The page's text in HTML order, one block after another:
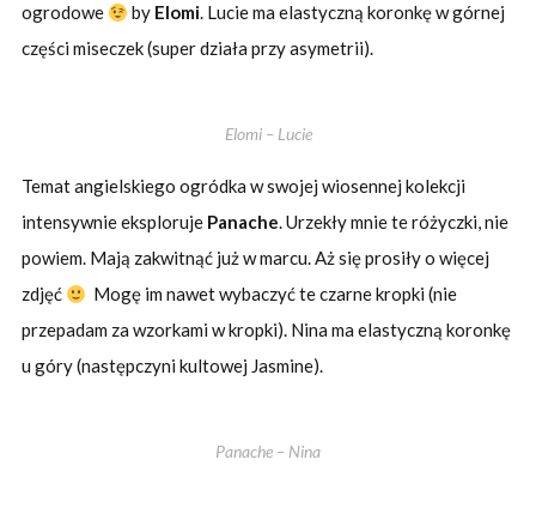
ogrodowe
by Elomi. Lucie ma elastyczną koronkę w górnej
części miseczek (super działa przy asymetrii).
Elomi – Lucie
Temat angielskiego ogródka w swojej wiosennej kolekcji
intensywnie eksploruje Panache. Urzekły mnie te różyczki, nie
powiem. Mają zakwitnąć już w marcu. Aż się prosiły o więcej
zdjęć
Mogę im nawet wybaczyć te czarne kropki (nie
przepadam za wzorkami w kropki). Nina ma elastyczną koronkę
u góry (następczyni kultowej Jasmine).
Panache – Nina